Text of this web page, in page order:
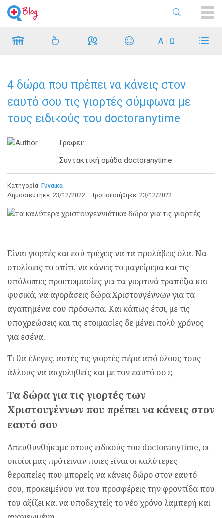
Α - Ω
4 δώρα που πρέπει να κάνεις στον
εαυτό σου τις γιορτές σύμφωνα με
τους ειδικούς του doctoranytime
Γράφει:
Συντακτική ομάδα doctoranytime
Κατηγορία: Γυναίκα
Δημοσιεύτηκε: 23/12/2022 Τροποποιήθηκε: 23/12/2022
Είναι γιορτές και εσύ τρέχεις να τα προλάβεις όλα. Να
στολίσεις το σπίτι, να κάνεις το μαγείρεμα και τις
υπόλοιπες προετοιμασίες για τα γιορτινά τραπέζια και
φυσικά, να αγοράσεις δώρα Χριστουγέννων για τα
αγαπημένα σου πρόσωπα. Και κάπως έτσι, με τις
υποχρεώσεις και τις ετοιμασίες δε μένει πολύ χρόνος
για εσένα.
Tι θα έλεγες, αυτές τις γιορτές πέρα από όλους τους
άλλους να ασχοληθείς και με τον εαυτό σου;
Τα δώρα για τις γιορτές των
Χριστουγέννων που πρέπει να κάνεις στον
εαυτό σου
Απευθυνθήκαμε στους ειδικούς του doctoranytime, οι
οποίοι μας πρότειναν ποιες είναι οι καλύτερες
θεραπείες που μπορείς να κάνεις δώρο στον εαυτό
σου, προκειμένου να του προσφέρεις την φροντίδα που
του αξίζει και να υποδεχτείς το νέο χρόνο λαμπερή και